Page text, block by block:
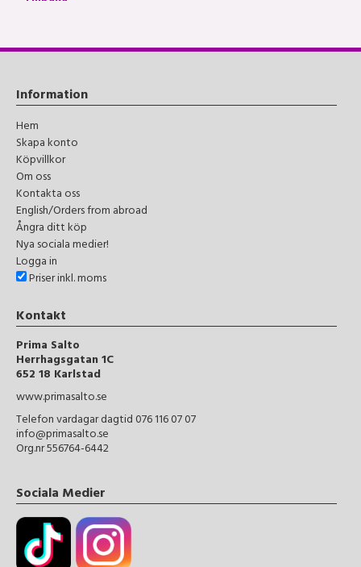
Information
Hem
Skapa konto
Köpvillkor
Om oss
Kontakta oss
English/Orders from abroad
Ångra ditt köp
Nya sociala medier!
Logga in
Priser inkl. moms
Kontakt
Prima Salto
Herrhagsgatan 1C
652 18 Karlstad
www.primasalto.se
Telefon vardagar dagtid 076 116 07 07
info@primasalto.se
Org.nr 556764-6442
Sociala Medier